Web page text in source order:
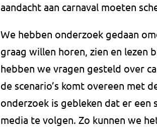
aandacht aan carnaval moeten
We hebben onderzoek gedaan
graag willen horen, zien en lezen
hebben we vragen gesteld over
de scenario’s komt overeen met
onderzoek is gebleken dat er een
media te volgen. Zo kunnen we